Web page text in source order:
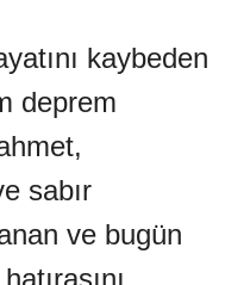
kaybeden
deprem
sabır
ve bugün